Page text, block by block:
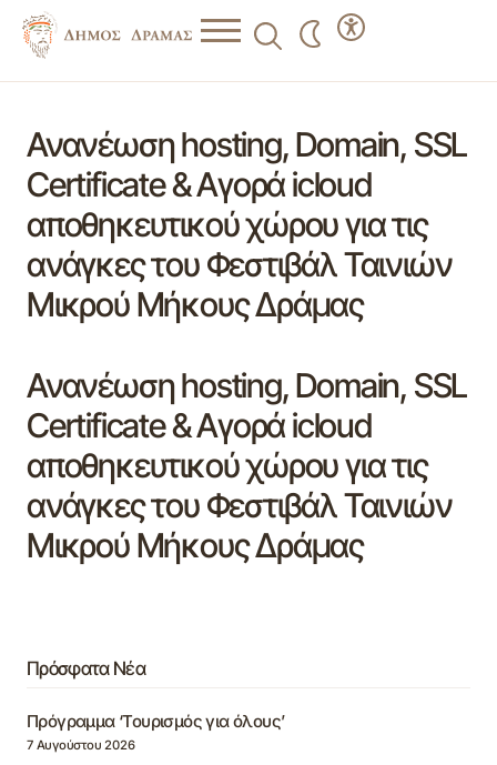
Ανανέωση hosting, Domain, SSL
Certificate & Αγορά icloud
αποθηκευτικού χώρου για τις
ανάγκες του Φεστιβάλ Ταινιών
Μικρού Μήκους Δράμας
Ανανέωση hosting, Domain, SSL
Certificate & Αγορά icloud
αποθηκευτικού χώρου για τις
ανάγκες του Φεστιβάλ Ταινιών
Μικρού Μήκους Δράμας
Πρόσφατα Νέα
Πρόγραμμα ‘Τουρισμός για όλους’
7 Αυγούστου 2026